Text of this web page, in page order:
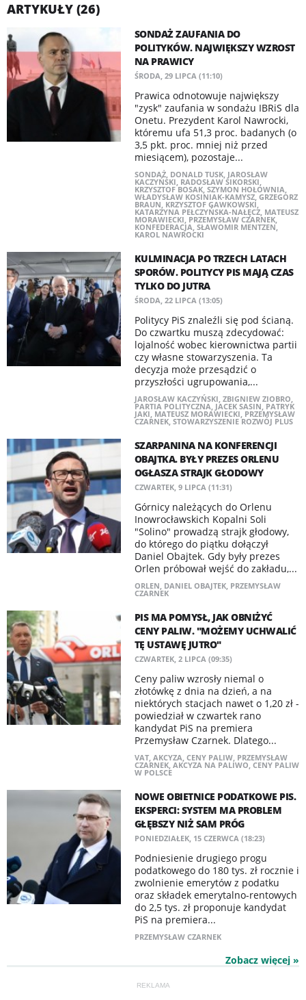
ARTYKUŁY (26)
SONDAŻ ZAUFANIA DO
POLITYKÓW. NAJWIĘKSZY WZROST
NA PRAWICY
ŚRODA, 29 LIPCA (11:10)
Prawica odnotowuje największy
"zysk" zaufania w sondażu IBRiS dla
Onetu. Prezydent Karol Nawrocki,
któremu ufa 51,3 proc. badanych (o
3,5 pkt. proc. mniej niż przed
miesiącem), pozostaje...
SONDAŻ, DONALD TUSK, JAROSŁAW
KACZYŃSKI, RADOSŁAW SIKORSKI,
KRZYSZTOF BOSAK, SZYMON HOŁOWNIA,
WŁADYSŁAW KOSINIAK-KAMYSZ, GRZEGORZ
BRAUN, KRZYSZTOF GAWKOWSKI,
KATARZYNA PEŁCZYŃSKA-NAŁĘCZ, MATEUSZ
MORAWIECKI, PRZEMYSŁAW CZARNEK,
KONFEDERACJA, SŁAWOMIR MENTZEN,
KAROL NAWROCKI
KULMINACJA PO TRZECH LATACH
SPORÓW. POLITYCY PIS MAJĄ CZAS
TYLKO DO JUTRA
ŚRODA, 22 LIPCA (13:05)
Politycy PiS znaleźli się pod ścianą.
Do czwartku muszą zdecydować:
lojalność wobec kierownictwa partii
czy własne stowarzyszenia. Ta
decyzja może przesądzić o
przyszłości ugrupowania,...
JAROSŁAW KACZYŃSKI, ZBIGNIEW ZIOBRO,
PARTIA POLITYCZNA, JACEK SASIN, PATRYK
JAKI, MATEUSZ MORAWIECKI, PRZEMYSŁAW
CZARNEK, STOWARZYSZENIE ROZWÓJ PLUS
SZARPANINA NA KONFERENCJI
OBAJTKA. BYŁY PREZES ORLENU
OGŁASZA STRAJK GŁODOWY
CZWARTEK, 9 LIPCA (11:31)
Górnicy należących do Orlenu
Inowrocławskich Kopalni Soli
"Solino" prowadzą strajk głodowy,
do którego do piątku dołączył
Daniel Obajtek. Gdy były prezes
Orlen próbował wejść do zakładu,...
ORLEN, DANIEL OBAJTEK, PRZEMYSŁAW
CZARNEK
PIS MA POMYSŁ, JAK OBNIŻYĆ
CENY PALIW. "MOŻEMY UCHWALIĆ
TĘ USTAWĘ JUTRO"
CZWARTEK, 2 LIPCA (09:35)
Ceny paliw wzrosły niemal o
złotówkę z dnia na dzień, a na
niektórych stacjach nawet o 1,20 zł -
powiedział w czwartek rano
kandydat PiS na premiera
Przemysław Czarnek. Dlatego...
VAT, AKCYZA, CENY PALIW, PRZEMYSŁAW
CZARNEK, AKCYZA NA PALIWO, CENY PALIW
W POLSCE
NOWE OBIETNICE PODATKOWE PIS.
EKSPERCI: SYSTEM MA PROBLEM
GŁĘBSZY NIŻ SAM PRÓG
PONIEDZIAŁEK, 15 CZERWCA (18:23)
Podniesienie drugiego progu
podatkowego do 180 tys. zł rocznie i
zwolnienie emerytów z podatku
oraz składek emerytalno-rentowych
do 2,5 tys. zł proponuje kandydat
PiS na premiera...
PRZEMYSŁAW CZARNEK
Zobacz więcej »
REKLAMA